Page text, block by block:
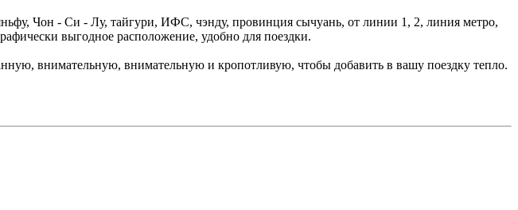
Чон - Си - Лу, тайгури, ИФС, чэнду, провинция сычуань, от линии 1, 2, линия метро,
выгодное расположение, удобно для поездки.
внимательную, внимательную и кропотливую, чтобы добавить в вашу поездку тепло.